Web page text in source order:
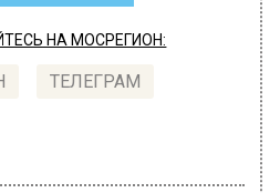
НА МОСРЕГИОН:
ТЕЛЕГРАМ